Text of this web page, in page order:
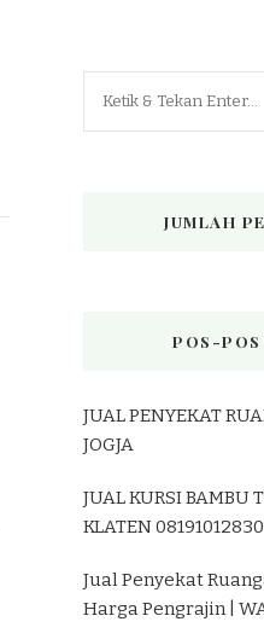
JUMLAH
POS-POS
JUAL PENYEKAT
JOGJA
JUAL KURSI BAMBU
KLATEN
Jual Penyekat
Harga Pengrajin |